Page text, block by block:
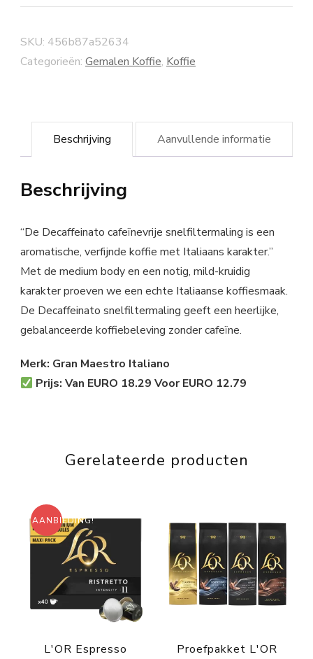
SKU: 456b87a52634
Categorieën: Gemalen Koffie, Koffie
Beschrijving Aanvullende informatie
Beschrijving
“De Decaffeinato cafeïnevrije snelfiltermaling is een
aromatische, verfijnde koffie met Italiaans karakter.”
Met de medium body en een notig, mild-kruidig
karakter proeven we een echte Italiaanse koffiesmaak.
De Decaffeinato snelfiltermaling geeft een heerlijke,
gebalanceerde koffiebeleving zonder cafeïne.
Merk: Gran Maestro Italiano
Prijs: Van EURO 18.29 Voor EURO 12.79
Gerelateerde producten
AANBIEDING!
L'OR Espresso
Proefpakket L'OR